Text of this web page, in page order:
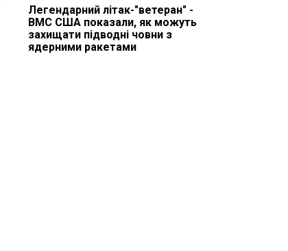
Легендарний літак-"ветеран" -
ВМС США показали, як можуть
захищати підводні човни з
ядерними ракетами